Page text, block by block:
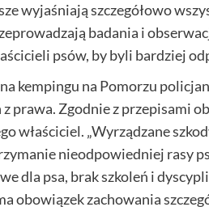
wyjaśniają szczegółowo
badania i
psów, by byli bardziej
kempingu na Pomorzu
prawa. Zgodnie z przepisami
właściciel. „Wyrządzane
nieodpowiedniej rasy
dla psa, brak szkoleń i
obowiązek zachowania